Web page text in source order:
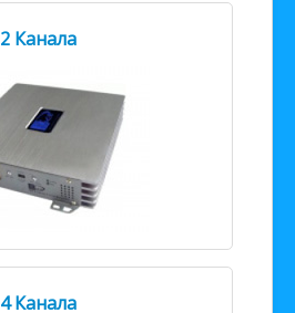
2 Канала
4 Канала